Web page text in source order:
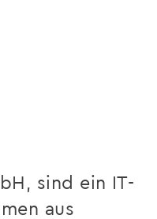
IT- Beratung,
sind ein IT-
aus